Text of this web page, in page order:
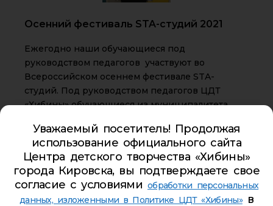
Осенний фестиваль STA-студий 2021
Ежегодно наши обучающиеся под
руководством педагогов участвуют во
Всероссийском осеннем фестивале STA-
студий. Под руководством педагогов ЦДТ
«Хибины» обучающиеся из муниципалитета
классах «Нанотехнологии — технологии
будущего», «Качественные реакции на
катионы» и «Мастер-классе по изготовлению
неньютоновской жидкости». В фестивале
приняли участие около 40 школьников города.
Уважаемый посетитель! Продолжая
использование официального сайта
Центра детского творчества «Хибины»
города Кировска, вы подтверждаете свое
согласие с условиями обработки персональных
данных, изложенными в Политике ЦДТ «Хибины»в